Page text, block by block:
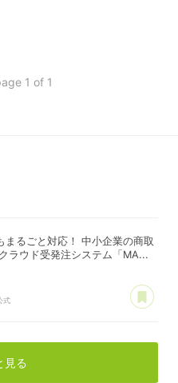
1 of 1
まるごと対応！ 中小企業の商取
ラウド受発注システム「MA...
式
見る